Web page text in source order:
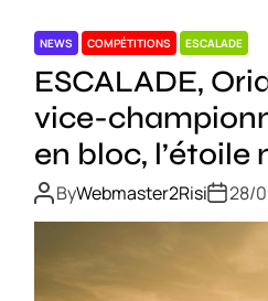
NEWS COMPÉTITIONS ESCALADE
ESCALADE,
vice-
en bloc,
ByWebmaster2Risi 28/